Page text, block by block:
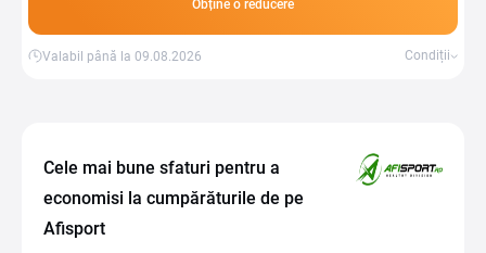
Obține o reducere
Valabil până la 09.08.2026 Condiții
Cele mai bune sfaturi pentru a
economisi la cumpărăturile de pe
Afisport